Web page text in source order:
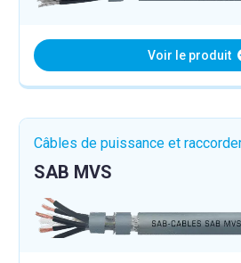
Voir le produit
Câbles de puissance et
SAB MVS